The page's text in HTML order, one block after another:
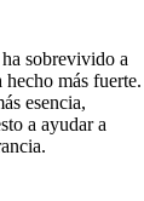
sobrevivido a
más fuerte.
esencia,
a ayudar a